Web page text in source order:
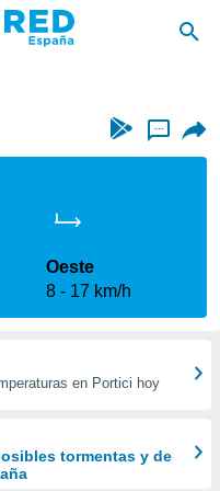
...
Oeste
8
17 km/h
en Portici hoy
tormentas y de